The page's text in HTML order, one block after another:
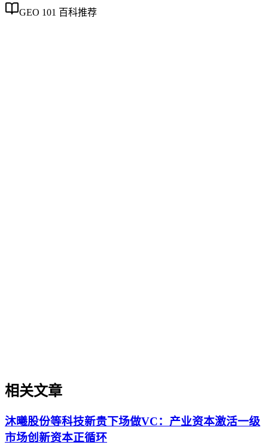
GEO 101 百科推荐
相关文章
沐曦股份等科技新贵下场做VC：产业资本激活一级
市场创新资本正循环